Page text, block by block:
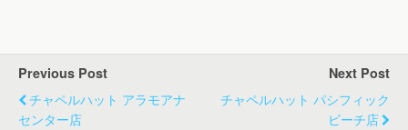
Previous Post
チャペルハット アラモアナ
センター店
Next Post
チャペルハット パシフィック
ビーチ店